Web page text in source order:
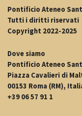
Pontificio Ateneo
Tutti i diritti riservati
Copyright 2022-2025
Dove siamo
Pontificio Ateneo
Piazza Cavalieri di
00153 Roma (RM),
+39 06 57 91 1